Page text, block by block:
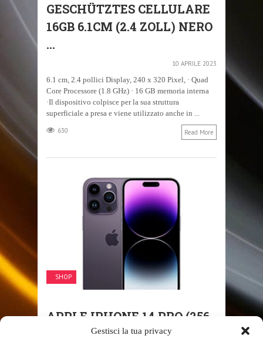
Gestisci la tua privacy
GESCHÜTZTES CELLULARE
16GB 6.1CM (2.4 ZOLL) NERO
...
10 APRILE 2023
6.1 cm, 2.4 pollici Display, 240 x 320 Pixel, · Quad
Core Processore (1.8 GHz) · 16 GB memoria interna
·Il dispositivo colpisce per la sua struttura
superficiale a presa e viene utilizzato anche in ...
630 Read More
SHOP
APPLE IPHONE 14 PRO (256
GB) – VIOLA SCURO